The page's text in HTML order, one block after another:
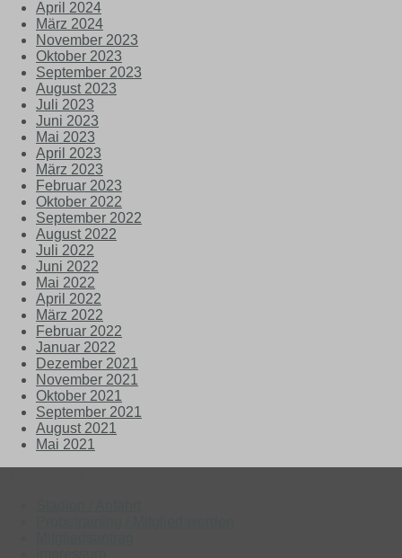
April 2024
März 2024
November 2023
Oktober 2023
September 2023
August 2023
Juli 2023
Juni 2023
Mai 2023
April 2023
März 2023
Februar 2023
Oktober 2022
September 2022
August 2022
Juli 2022
Juni 2022
Mai 2022
April 2022
März 2022
Februar 2022
Januar 2022
Dezember 2021
November 2021
Oktober 2021
September 2021
August 2021
Mai 2021